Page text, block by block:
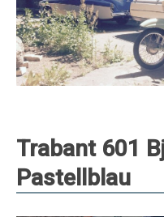
Trabant 601
Pastellblau